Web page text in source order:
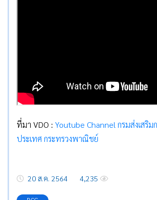
ที่มา VDO : Youtube Channel กรมส่งเสริม
ประเทศ กระทรวงพาณิชย์
20 ส.ค. 2564 4,235